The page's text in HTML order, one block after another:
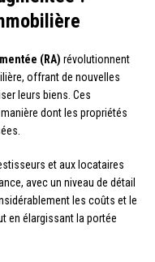
(RA) révolutionnent
offrant de nouvelles
leurs biens. Ces
dont les propriétés
et aux locataires
avec un niveau de détail
les coûts et le
en élargissant la portée